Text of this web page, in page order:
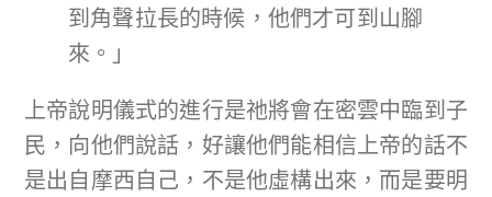
到角聲拉長的時候，他們才可到山腳
來。」
上帝說明儀式的進行是祂將會在密雲中臨到子
民，向他們說話，好讓他們能相信上帝的話不
是出自摩西自己，不是他虛構出來，而是要明